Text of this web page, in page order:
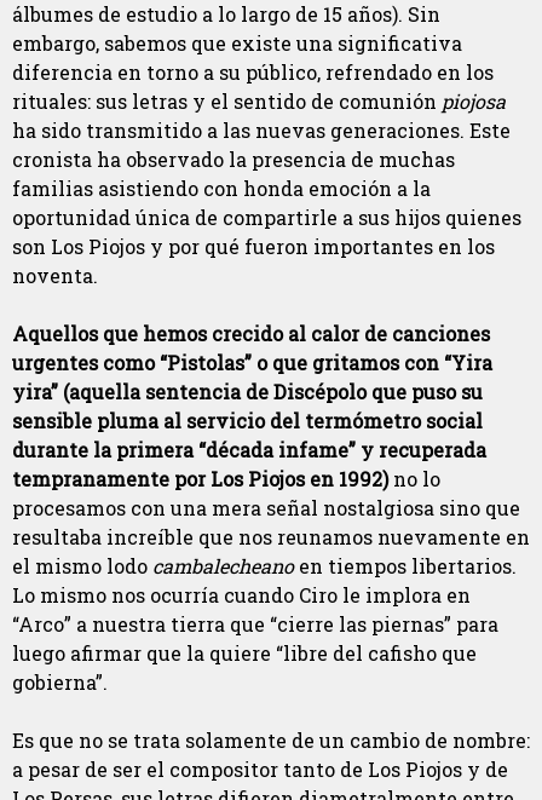
álbumes de estudio a lo largo de 15 años). Sin
embargo, sabemos que existe una significativa
diferencia en torno a su público, refrendado en los
rituales: sus letras y el sentido de comunión piojosa
ha sido transmitido a las nuevas generaciones. Este
cronista ha observado la presencia de muchas
familias asistiendo con honda emoción a la
oportunidad única de compartirle a sus hijos quienes
son Los Piojos y por qué fueron importantes en los
noventa.
Aquellos que hemos crecido al calor de canciones
urgentes como “Pistolas” o que gritamos con “Yira
yira” (aquella sentencia de Discépolo que puso su
sensible pluma al servicio del termómetro social
durante la primera “década infame” y recuperada
tempranamente por Los Piojos en 1992)no lo
procesamos con una mera señal nostalgiosa sino que
resultaba increíble que nos reunamos nuevamente en
el mismo lodo cambalecheanoen tiempos libertarios.
Lo mismo nos ocurría cuando Ciro le implora en
“Arco” a nuestra tierra que “cierre las piernas” para
luego afirmar que la quiere “libre del cafisho que
gobierna”.
Es que no se trata solamente de un cambio de nombre:
a pesar de ser el compositor tanto de Los Piojos y de